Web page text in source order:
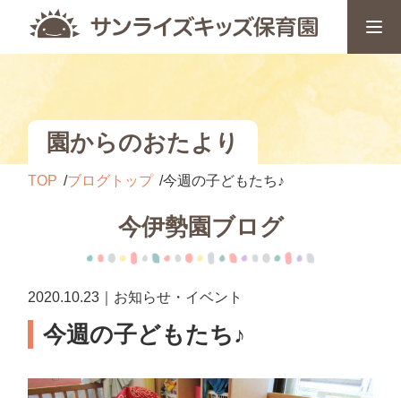
園からのおたより
TOP ブログトップ 今週の子どもたち♪
今伊勢園ブログ
2020.10.23｜お知らせ・イベント
今週の子どもたち♪